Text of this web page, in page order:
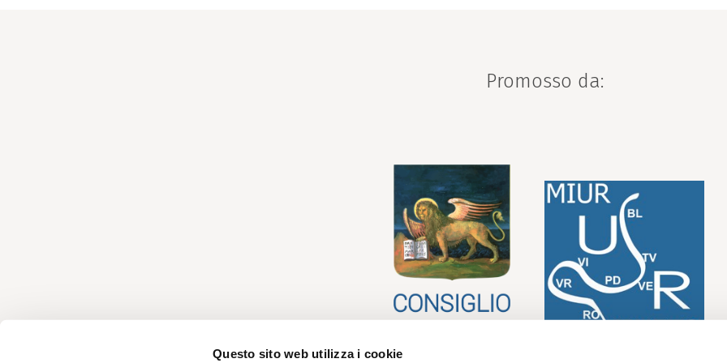
Questo sito web utilizza i cookie
Promosso da: